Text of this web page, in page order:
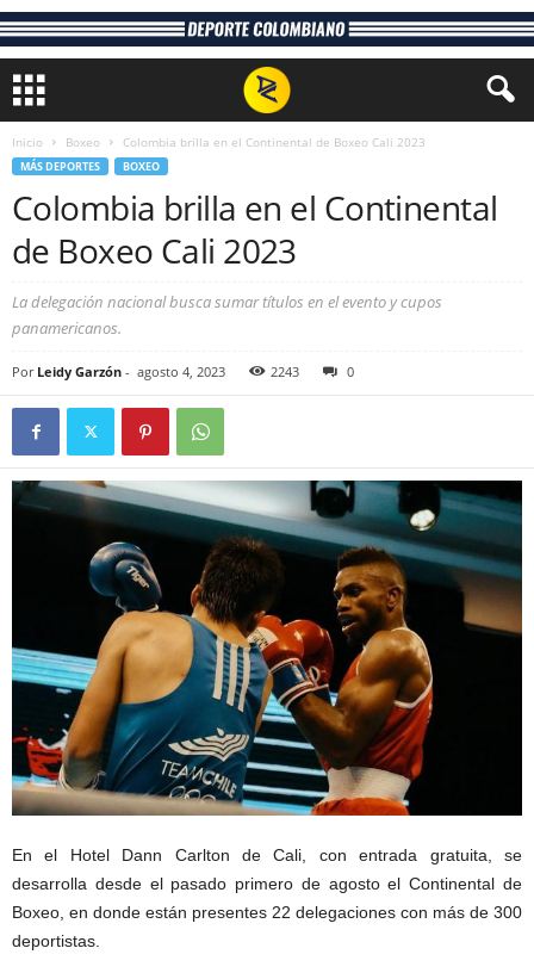
Inicio Boxeo Colombia brilla en el Continental de Boxeo Cali 2023
MÁS DEPORTES BOXEO
Colombia brilla en el Continental
de Boxeo Cali 2023
La delegación nacional busca sumar títulos en el evento y cupos
panamericanos.
Por Leidy Garzón - agosto 4, 2023 2243 0
En el Hotel Dann Carlton de Cali, con entrada gratuita, se
desarrolla desde el pasado primero de agosto el Continental de
Boxeo, en donde están presentes 22 delegaciones con más de 300
deportistas.